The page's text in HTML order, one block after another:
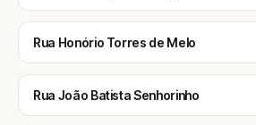
Rua Honório Torres de Melo
Rua João Batista Senhorinho